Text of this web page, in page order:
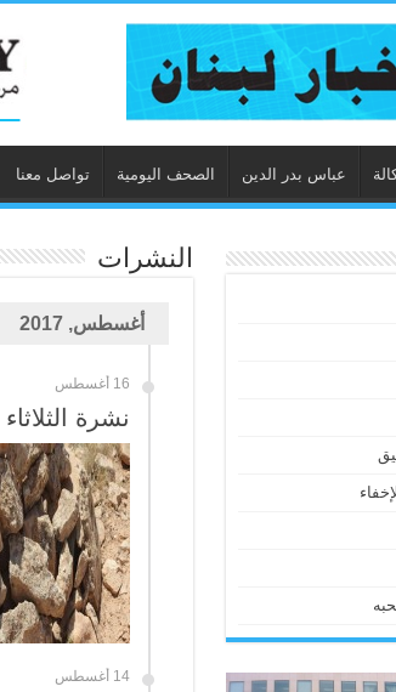
عباس بدر الدين الصحف اليومية تواصل معنا
النشرات
أغسطس, 2017
16 أغسطس
نشرة الثلاثاء 15 آب 2017 العدد
14 أغسطس